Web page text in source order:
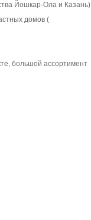
Йошкар-Ола и Казань)
домов (
большой ассортимент